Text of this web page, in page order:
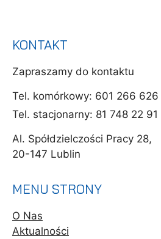
KONTAKT
Zapraszamy do kontaktu
Tel. komórkowy: 601 266 626
Tel. stacjonarny: 81 748 22 91
Al. Spółdzielczości Pracy 28,
20-147 Lublin
MENU STRONY
O Nas
Aktualności